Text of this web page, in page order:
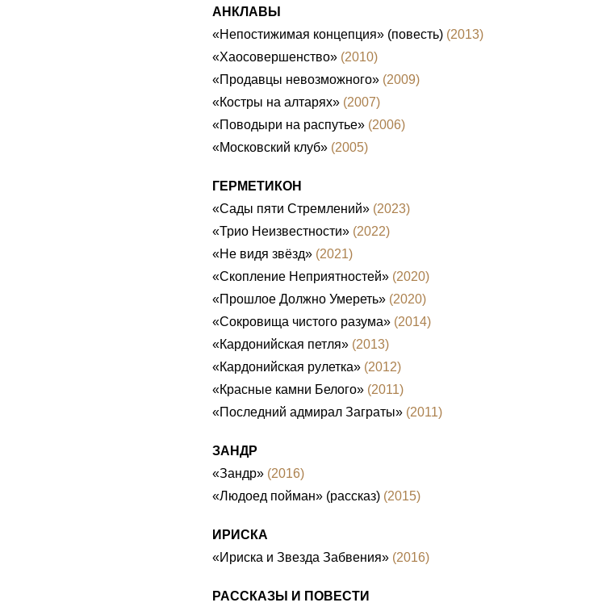
АНКЛАВЫ
«Непостижимая концепция» (повесть) (2013)
«Хаосовершенство» (2010)
«Продавцы невозможного» (2009)
«Костры на алтарях» (2007)
«Поводыри на распутье» (2006)
«Московский клуб» (2005)
ГЕРМЕТИКОН
«Сады пяти Стремлений» (2023)
«Трио Неизвестности» (2022)
«Не видя звёзд» (2021)
«Скопление Неприятностей» (2020)
«Прошлое Должно Умереть» (2020)
«Сокровища чистого разума» (2014)
«Кардонийская петля» (2013)
«Кардонийская рулетка» (2012)
«Красные камни Белого» (2011)
«Последний адмирал Заграты» (2011)
ЗАНДР
«Зандр» (2016)
«Людоед пойман» (рассказ) (2015)
ИРИСКА
«Ириска и Звезда Забвения» (2016)
РАССКАЗЫ И ПОВЕСТИ